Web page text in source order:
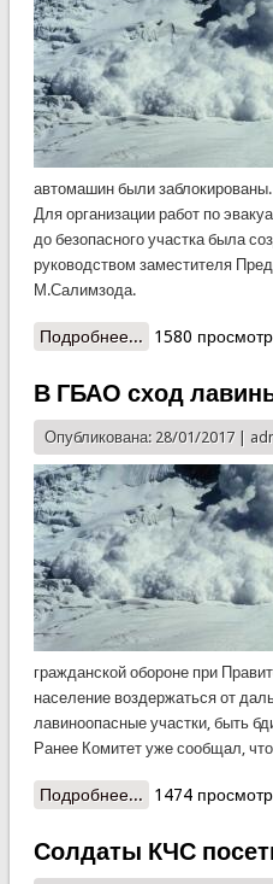
автомашин были заблокированы.
Для организации работ по
до безопасного участка была
руководством заместителя
М.Салимзода.
Подробнее... о КЧС:
1580
В ГБАО сход
Опубликована: 28/01/2017 |
гражданской обороне при
население воздержаться от
лавиноопасные участки, быть
Ранее Комитет уже сообщал,
Подробнее... о В ГБАО сход
1474
Солдаты КЧС